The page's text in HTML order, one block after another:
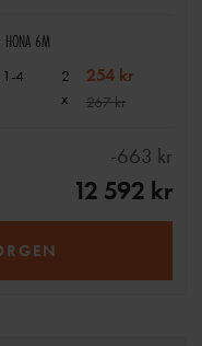
HONA 6M
1-4
2
x
254 kr
267 kr
-663 kr
12 592 kr